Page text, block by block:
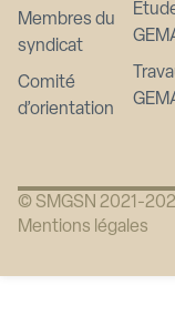
Membres du
syndicat
Comité
d’orientation
© SMGSN 2021-
Mentions légales